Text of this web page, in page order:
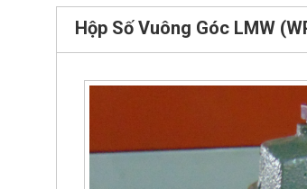
Hộp Số Vuông Góc LMW